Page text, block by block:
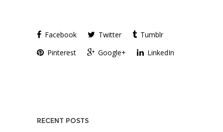
Facebook Twitter
Tumblr
Pinterest
Google+ LinkedIn
RECENT POSTS